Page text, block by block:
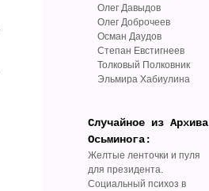
Олег Давыдов
Олег Доброчеев
Осман Даудов
Степан Евстигнеев
Толковый Полковник
Эльмира Хабиулина
Случайное из Архива
Осьминога:
Желтые ленточки и пуля
для президента.
Социальный психоз в